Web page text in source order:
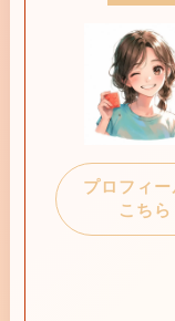
プロフィー
こちら